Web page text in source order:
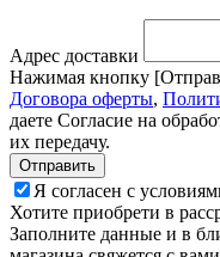
Адрес доставки
Нажимая кнопку
Договора оферты,
даете Согласие на
их передачу.
Я согласен с
Хотите приобрети в
Заполните данные и в